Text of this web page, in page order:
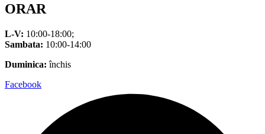
ORAR
L-V: 10:00-18:00;
Sambata: 10:00-14:00
Duminica: închis
Facebook